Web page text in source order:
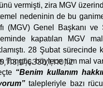
vermişti, zira MGV
nedeninin de bu
(MGV) Genel Başkanı
kapatılan MGV
28 Şubat sürecinde
Tongüç, böylece tüm mal
“Benim kullanım
talepleriyle bazı rücu